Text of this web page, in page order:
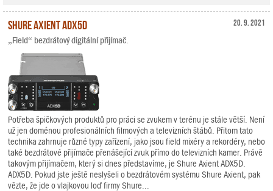
20. 9. 2021
Shure Axient ADX5D
„Field“ bezdrátový digitální přijímač.
Potřeba špičkových produktů pro práci se zvukem v terénu je stále větší. Není
už jen doménou profesionálních filmových a televizních štábů. Přitom tato
technika zahrnuje různé typy zařízení, jako jsou field mixéry a rekordéry, nebo
také bezdrátové přijímače přenášející zvuk přímo do televizních kamer. Právě
takovým přijímačem, který si dnes představíme, je Shure Axient ADX5D.
ADX5D. Pokud jste ještě neslyšeli o bezdrátovém systému Shure Axient, pak
vězte, že jde o vlajkovou loď firmy Shure...